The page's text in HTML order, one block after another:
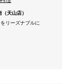
天山店）
リーズナブルに